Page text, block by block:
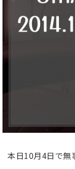
本日10月4日で無